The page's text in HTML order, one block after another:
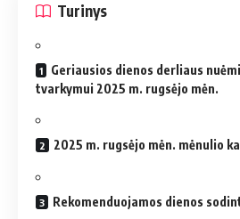
Turinys
Geriausios dienos derliaus
tvarkymui 2025 m. rugsėjo mėn.
2025 m. rugsėjo mėn. mėnulio
Rekomenduojamos dienos